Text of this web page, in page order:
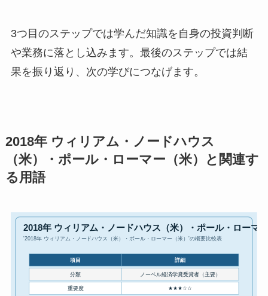
3つ目のステップでは学んだ知識を自身の投資判断
や業務に落とし込みます。最後のステップでは結
果を振り返り、次の学びにつなげます。
2018年 ウィリアム・ノードハウス
（米）・ポール・ローマー（米）と関連す
る用語